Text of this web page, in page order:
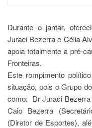
Durante o jantar,
Juraci Bezerra e Célia
apoia totalmente a pré-
Fronteiras.
Este rompimento
situação, pois o Grupo
como: Dr Juraci
Caio Bezerra
(Diretor de Esportes),